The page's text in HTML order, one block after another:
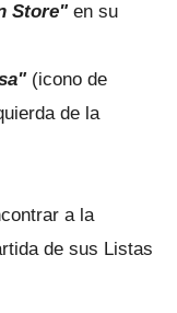
Store" en su
(icono de
de la
a la
de sus Listas